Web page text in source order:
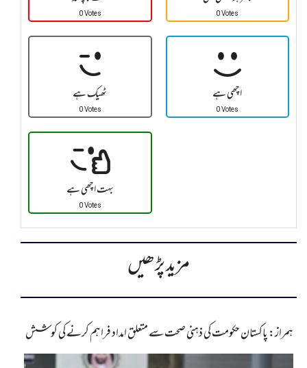
0 Votes 0 Votes
ٹھیک ہے
0 Votes
اچھی ہے
0 Votes
بہت اچھی ہے
0 Votes
مزید پڑھیں
ہمراز: پاکستان حکومت کی ذہنی صحت سے متعلق امداد فراہم کرنے کی کوشش